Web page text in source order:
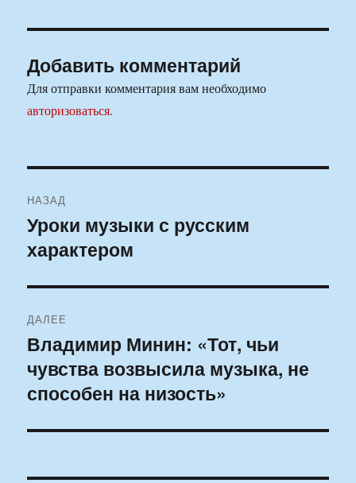
Добавить комментарий
Для отправки комментария вам необходимо
авторизоваться.
по
записям
НАЗАД
Предыдущая
запись:
Уроки музыки с русским
характером
ДАЛЕЕ
Следующая
запись:
Владимир Минин: «Тот, чьи
чувства возвысила музыка, не
способен на низость»